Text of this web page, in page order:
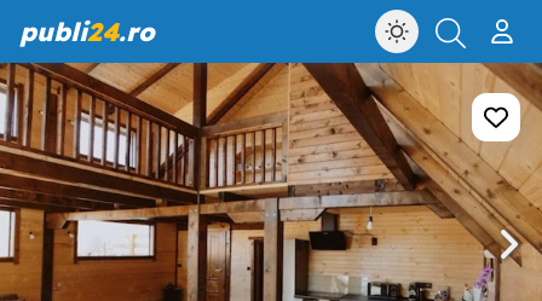
publi24.ro